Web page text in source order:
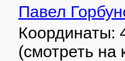
Павел
Координаты:
(смотреть на